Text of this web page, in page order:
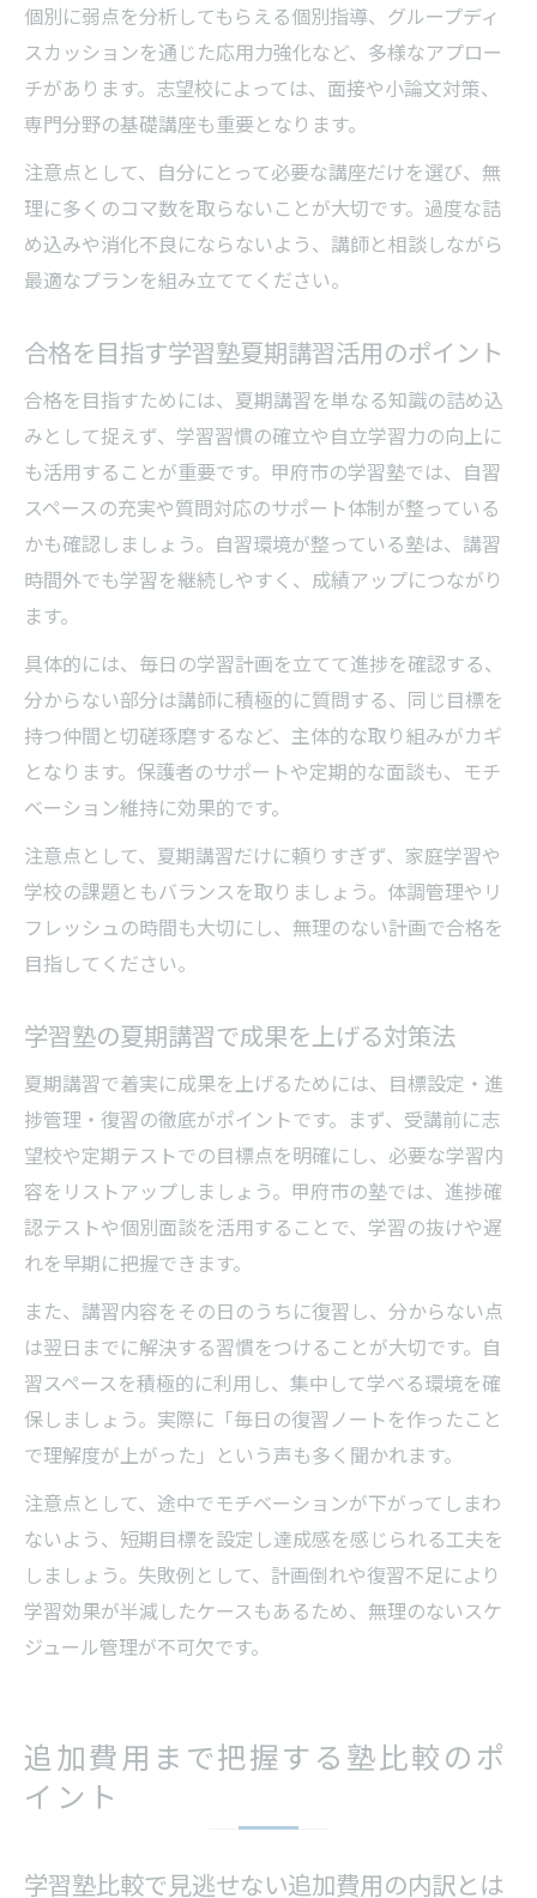
個別に弱点を分析してもらえる個別指導、グループディ
スカッションを通じた応用力強化など、多様なアプロー
チがあります。志望校によっては、面接や小論文対策、
専門分野の基礎講座も重要となります。
注意点として、自分にとって必要な講座だけを選び、無
理に多くのコマ数を取らないことが大切です。過度な詰
め込みや消化不良にならないよう、講師と相談しながら
最適なプランを組み立ててください。
合格を目指す学習塾夏期講習活用のポイント
合格を目指すためには、夏期講習を単なる知識の詰め込
みとして捉えず、学習習慣の確立や自立学習力の向上に
も活用することが重要です。甲府市の学習塾では、自習
スペースの充実や質問対応のサポート体制が整っている
かも確認しましょう。自習環境が整っている塾は、講習
時間外でも学習を継続しやすく、成績アップにつながり
ます。
具体的には、毎日の学習計画を立てて進捗を確認する、
分からない部分は講師に積極的に質問する、同じ目標を
持つ仲間と切磋琢磨するなど、主体的な取り組みがカギ
となります。保護者のサポートや定期的な面談も、モチ
ベーション維持に効果的です。
注意点として、夏期講習だけに頼りすぎず、家庭学習や
学校の課題ともバランスを取りましょう。体調管理やリ
フレッシュの時間も大切にし、無理のない計画で合格を
目指してください。
学習塾の夏期講習で成果を上げる対策法
夏期講習で着実に成果を上げるためには、目標設定・進
捗管理・復習の徹底がポイントです。まず、受講前に志
望校や定期テストでの目標点を明確にし、必要な学習内
容をリストアップしましょう。甲府市の塾では、進捗確
認テストや個別面談を活用することで、学習の抜けや遅
れを早期に把握できます。
また、講習内容をその日のうちに復習し、分からない点
は翌日までに解決する習慣をつけることが大切です。自
習スペースを積極的に利用し、集中して学べる環境を確
保しましょう。実際に「毎日の復習ノートを作ったこと
で理解度が上がった」という声も多く聞かれます。
注意点として、途中でモチベーションが下がってしまわ
ないよう、短期目標を設定し達成感を感じられる工夫を
しましょう。失敗例として、計画倒れや復習不足により
学習効果が半減したケースもあるため、無理のないスケ
ジュール管理が不可欠です。
追加費用まで把握する塾比較のポ
イント
学習塾比較で見逃せない追加費用の内訳とは